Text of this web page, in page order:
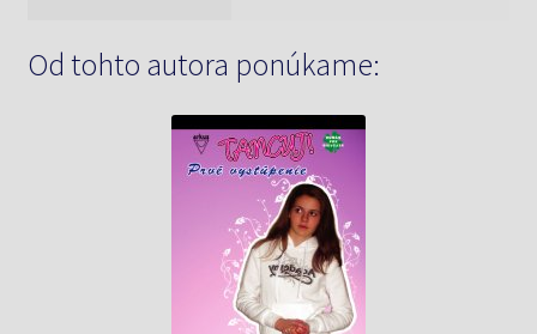
Od tohto autora ponúkame: